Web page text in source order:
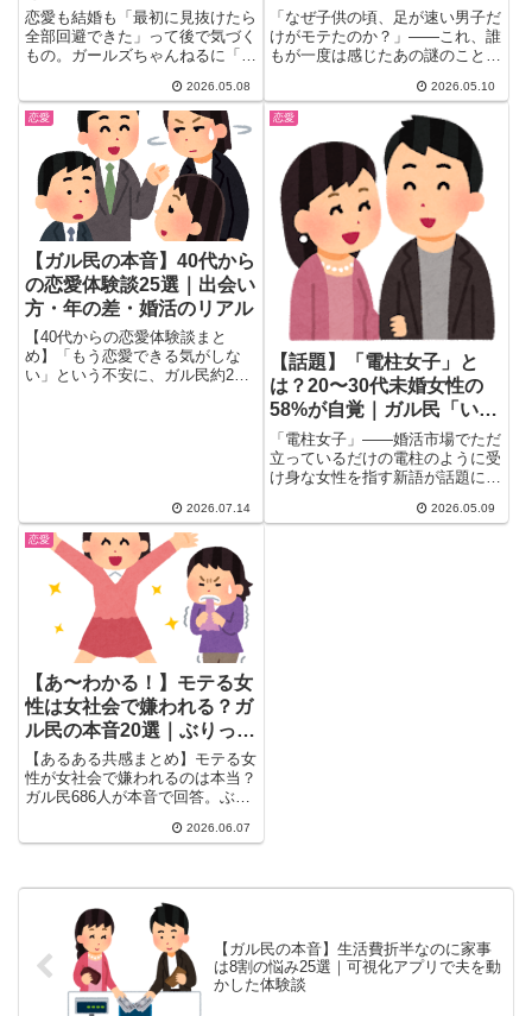
前呼ばわりが上位独占
恋愛も結婚も「最初に見抜けたら
全部回避できた」って後で気づく
もの。ガールズちゃんねるに「絶
2026.05.08
実の答えに「納得しかな
い」
「なぜ子供の頃、足が速い男子だ
けがモテたのか？」——これ、誰
もが一度は感じたあの謎のこと！
2026.05.10
恋愛
【ガル民の本音】40代から
の恋愛体験談25選｜出会い
方・年の差・婚活のリアル
【40代からの恋愛体験談まと
め】「もう恋愛できる気がしな
い」という不安に、ガル民約20
2026.07.14
恋愛
【話題】「電柱女子」と
は？20〜30代未婚女性の
58%が自覚｜ガル民「いつ
も女性にスポット当てられ
る」と本音炸裂
「電柱女子」——婚活市場でただ
立っているだけの電柱のように受
け身な女性を指す新語が話題に。
2026.05.09
恋愛
【あ〜わかる！】モテる女
性は女社会で嫌われる？ガ
ル民の本音20選｜ぶりっ
子・嫉妬・男受けと女受け
の違い
【あるある共感まとめ】モテる女
性が女社会で嫌われるのは本当？
ガル民686人が本音で回答。ぶり
顔・女受け顔の差、大人しい美人
選で紹介。
2026.06.07
【ガル民の本音】生活費折半なのに家事
は8割の悩み25選｜可視化アプリで夫を動
かした体験談